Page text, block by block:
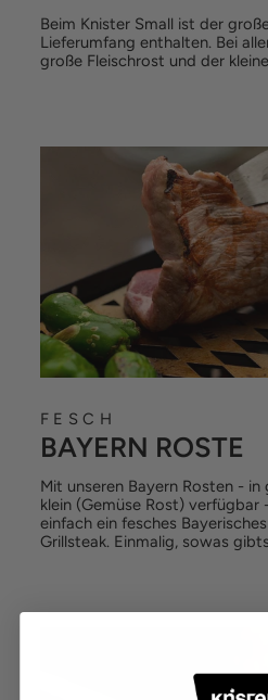
Beim Knister Small ist der
Lieferumfang enthalten. Bei
große Fleischrost und der
FESCH
BAYERN ROSTE
Mit unseren Bayern Rosten -
klein (Gemüse Rost) verfügbar
einfach ein fesches
Grillsteak. Einmalig, sowas